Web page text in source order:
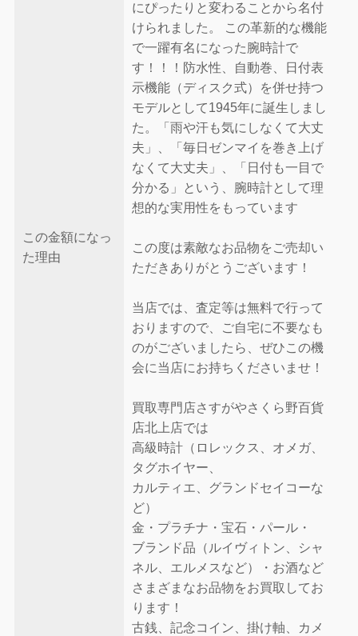
この金額になっ
た理由
にぴったりと変わることから名付
けられました。 この革新的な機能
で一躍有名になった腕時計で
す！！！防水性、自動巻、日付表
示機能（ディスク式）を併せ持つ
モデルとして1945年に誕生しまし
た。「雨や汗も気にしなくて大丈
夫」、「毎日ゼンマイを巻き上げ
なくて大丈夫」、「日付も一目で
分かる」という、腕時計として理
想的な実用性をもっています
この度は素敵なお品物をご売却い
ただきありがとうございます！
当店では、査定等は無料で行って
おりますので、ご自宅に不要なも
のがございましたら、ぜひこの機
会に当店にお持ちくださいませ！
買取専門店さすがやさくら野百貨
店北上店では
高級時計（ロレックス、オメガ、
タグホイヤー、
カルティエ、グランドセイコーな
ど）
金・プラチナ・宝石・パール・
ブランド品（ルイヴィトン、シャ
ネル、エルメスなど）・お酒など
さまざまなお品物をお買取してお
ります！
古銭、記念コイン、掛け軸、カメ